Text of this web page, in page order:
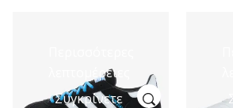
λεπτομέρειες
Συγκρίνετε